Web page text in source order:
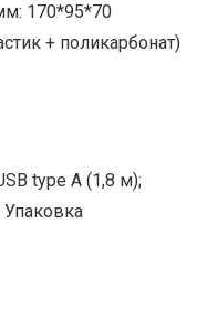
170*95*70
+ поликарбонат)
type A (1,8 м);
Упаковка